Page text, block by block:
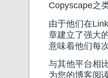
Copyscape之
由于他们在
章建立了强大
意味着他们每
与其他平台相
为您的博客阅